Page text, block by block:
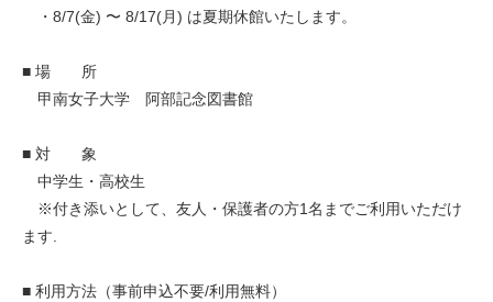
・8/7(金) 〜 8/17(月) は夏期休館いたします。
■ 場 所
甲南女子大学 阿部記念図書館
■ 対 象
中学生・高校生
※付き添いとして、友人・保護者の方1名までご利用いただけ
ます.
■ 利用方法（事前申込不要/利用無料）